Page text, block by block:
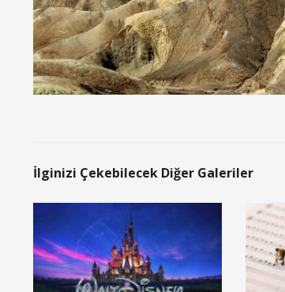
İlginizi Çekebilecek Diğer Galeriler